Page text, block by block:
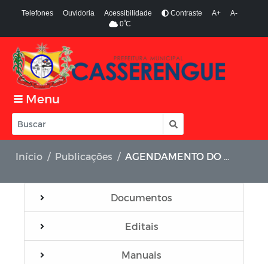
Telefones Ouvidoria Acessibilidade Contraste A+
A-
0ºC
Menu
Início Publicações AGENDAMENTO DO RG DIGITAL - CASSERENGUE-PB
Documentos
Editais
Manuais